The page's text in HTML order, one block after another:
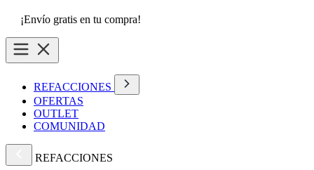
¡Envío gratis en tu compra!
REFACCIONES
OFERTAS
OUTLET
COMUNIDAD
REFACCIONES